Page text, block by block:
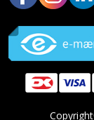
Tænger
Tapetværktøj
Polermaskine
Rillefræser
hjemmet
Skydelåge